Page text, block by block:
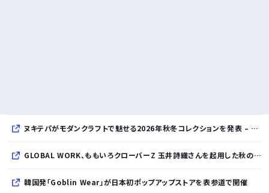
ヌキテパがモダンクラフトで魅せる2026年秋冬コレクションを発表 – インド・アムリトサルで織り上げたウールなど手仕事の美しさを現代的に昇華
GLOBAL WORK、ももいろクローバーZ 玉井詩織さんを起用した秋のLOOK BOOKを先行公開
韓国発「Goblin Wear」が日本初ポップアップストアを表参道で開催